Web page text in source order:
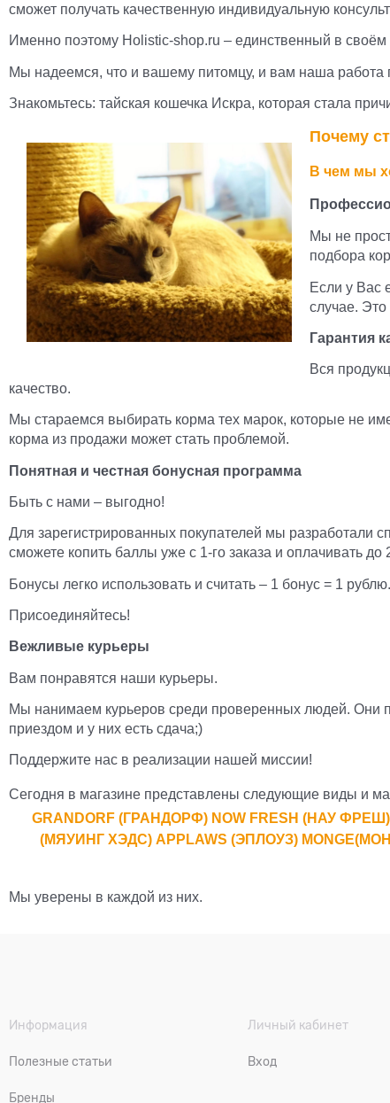
сможет получать качественную индивидуальную
Именно поэтому Ho listic-shop.ru – единственный в
Мы надеемся, что и вашему питомцу, и вам наша работа
Знакомьтесь: тайская кошечка Искра, которая стала
Почему
В чем мы
Мы не
подбора
Если у Вас
случае. Это
Гарантия
Вся
качество.
Мы стараемся выбирать корма тех марок, которые не
корма из продажи может стать проблемой.
Понятная и честная бонусная программа
Быть с нами – выгодно!
Для зарегистрированных покупателей мы разработали
сможете копить баллы уже с 1-го заказа и оплачивать до
Бонусы легко использовать и считать – 1 бонус = 1
Присоединяйтесь!
Вежливые курьеры
Вам понравятся наши курьеры.
Мы нанимаем курьеров среди проверенных людей. Они
приездом и у них есть сдача;)
Поддержите нас в реализации нашей миссии!
Сегодня в магазине представлены следующие виды и
GRANDORF (ГРАНДОРФ) NOW FRESH (НАУ ФРЕШ)
(МЯУИНГ ХЭДС) APPLAWS (ЭПЛОУЗ) MONGE
Мы уверены в каждой из них.
Информация
Полезные статьи
Бренды
Личный кабинет
Вход